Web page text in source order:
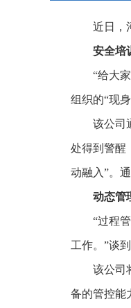
近日，
安全培
“给大
组织的“现
该公司
处得到警醒
动融入”。
动态管
“过程
工作。”谈
该公司
备的管控能